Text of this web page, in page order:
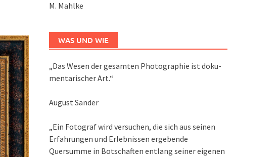
M. Mahlke
WAS UND WIE
„Das We­sen der ge­sam­ten Pho­to­gra­phie ist do­ku­
men­ta­ri­scher Art.“
August Sander
„Ein Fotograf wird versuchen, die sich aus seinen
Erfahrungen und Erlebnissen ergebende
Quersumme in Botschaften entlang seiner eigenen